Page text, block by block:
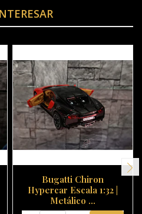
Bugatti Chiron
Hypercar Escala 1:32 |
Metálico ...